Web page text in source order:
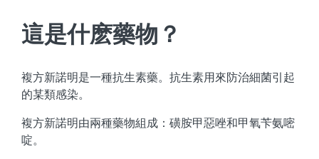
這是什麽藥物？
複方新諾明是一種抗生素藥。抗生素用來防治細菌引起
的某類感染。
複方新諾明由兩種藥物組成：磺胺甲惡唑和甲氧苄氨嘧
啶。